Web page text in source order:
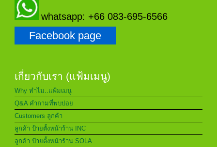
whatsapp: +66 083-695-6566
Facebook page
เกี่ยวกับเรา (แฟ้มเมนู)
Why ทำไม..แฟ้มเมนู
Q&A คำถามที่พบบ่อย
Customers ลูกค้า
ลูกค้า ป้ายตั้งหน้าร้าน INC
ลูกค้า ป้ายตั้งหน้าร้าน SOLA